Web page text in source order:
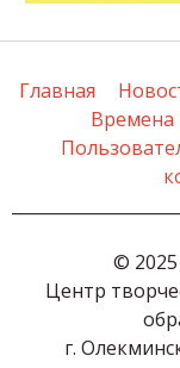
Главная
Времена
©
г.